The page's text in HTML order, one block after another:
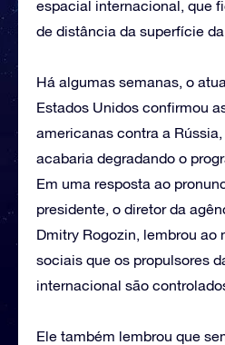
espacial internacional, que
de distância da superfície da
Há algumas semanas, o
Estados Unidos confirmou
americanas contra a
acabaria degradando o
Em uma resposta ao
presidente, o diretor da
Dmitry Rogozin, lembrou ao
sociais que os propulsores
internacional são
Ele também lembrou que